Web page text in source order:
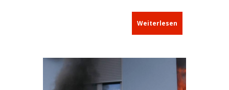
Ortsverband Neustadt sowie an die Feuerwehren
Weiterlesen